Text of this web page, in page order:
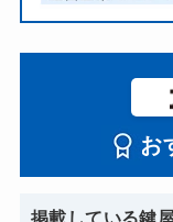
お
掲載している鍵